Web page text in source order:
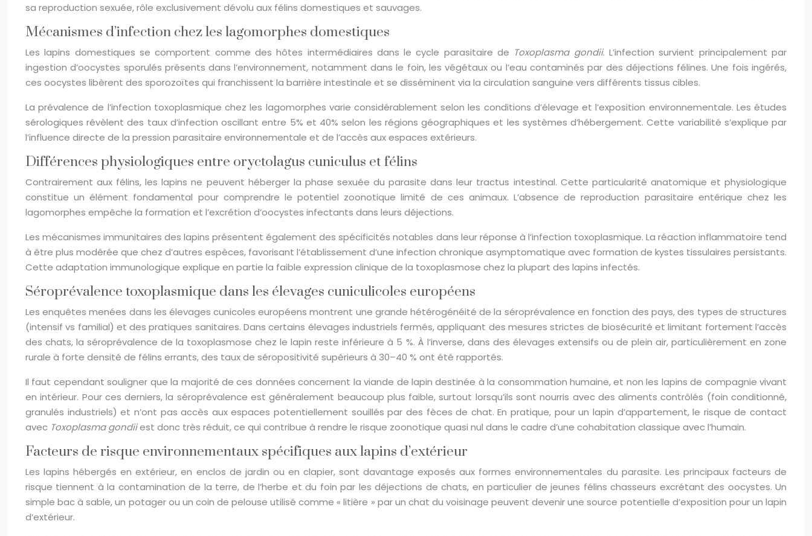
sa reproduction sexuée, rôle exclusivement dévolu aux félins domestiques et sauvages.
Mécanismes d’infection chez les lagomorphes domestiques
Les lapins domestiques se comportent comme des hôtes intermédiaires dans le cycle parasitaire de Toxoplasma gondii. L’infection survient principalement par
ingestion d’oocystes sporulés présents dans l’environnement, notamment dans le foin, les végétaux ou l’eau contaminés par des déjections félines. Une fois ingérés,
ces oocystes libèrent des sporozoïtes qui franchissent la barrière intestinale et se disséminent via la circulation sanguine vers différents tissus cibles.
La prévalence de l’infection toxoplasmique chez les lagomorphes varie considérablement selon les conditions d’élevage et l’exposition environnementale. Les études
sérologiques révèlent des taux d’infection oscillant entre 5% et 40% selon les régions géographiques et les systèmes d’hébergement. Cette variabilité s’explique par
l’influence directe de la pression parasitaire environnementale et de l’accès aux espaces extérieurs.
Différences physiologiques entre oryctolagus cuniculus et félins
Contrairement aux félins, les lapins ne peuvent héberger la phase sexuée du parasite dans leur tractus intestinal. Cette particularité anatomique et physiologique
constitue un élément fondamental pour comprendre le potentiel zoonotique limité de ces animaux. L’absence de reproduction parasitaire entérique chez les
lagomorphes empêche la formation et l’excrétion d’oocystes infectants dans leurs déjections.
Les mécanismes immunitaires des lapins présentent également des spécificités notables dans leur réponse à l’infection toxoplasmique. La réaction inflammatoire tend
à être plus modérée que chez d’autres espèces, favorisant l’établissement d’une infection chronique asymptomatique avec formation de kystes tissulaires persistants.
Cette adaptation immunologique explique en partie la faible expression clinique de la toxoplasmose chez la plupart des lapins infectés.
Séroprévalence toxoplasmique dans les élevages cuniculicoles européens
Les enquêtes menées dans les élevages cunicoles européens montrent une grande hétérogénéité de la séroprévalence en fonction des pays, des types de structures
(intensif vs familial) et des pratiques sanitaires. Dans certains élevages industriels fermés, appliquant des mesures strictes de biosécurité et limitant fortement l’accès
des chats, la séroprévalence de la toxoplasmose chez le lapin reste inférieure à 5 %. À l’inverse, dans des élevages extensifs ou de plein air, particulièrement en zone
rurale à forte densité de félins errants, des taux de séropositivité supérieurs à 30–40 % ont été rapportés.
Il faut cependant souligner que la majorité de ces données concernent la viande de lapin destinée à la consommation humaine, et non les lapins de compagnie vivant
en intérieur. Pour ces derniers, la séroprévalence est généralement beaucoup plus faible, surtout lorsqu’ils sont nourris avec des aliments contrôlés (foin conditionné,
granulés industriels) et n’ont pas accès aux espaces potentiellement souillés par des fèces de chat. En pratique, pour un lapin d’appartement, le risque de contact
avec Toxoplasma gondiiest donc très réduit, ce qui contribue à rendre le risque zoonotique quasi nul dans le cadre d’une cohabitation classique avec l’humain.
Facteurs de risque environnementaux spécifiques aux lapins d’extérieur
Les lapins hébergés en extérieur, en enclos de jardin ou en clapier, sont davantage exposés aux formes environnementales du parasite. Les principaux facteurs de
risque tiennent à la contamination de la terre, de l’herbe et du foin par les déjections de chats, en particulier de jeunes félins chasseurs excrétant des oocystes. Un
simple bac à sable, un potager ou un coin de pelouse utilisé comme « litière » par un chat du voisinage peuvent devenir une source potentielle d’exposition pour un lapin
d’extérieur.